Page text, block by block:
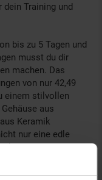
Training und
bis zu 5 Tagen und
musst du dir
machen. Das
von nur 42,49
einem stilvollen
aus
Keramik
nur eine edle